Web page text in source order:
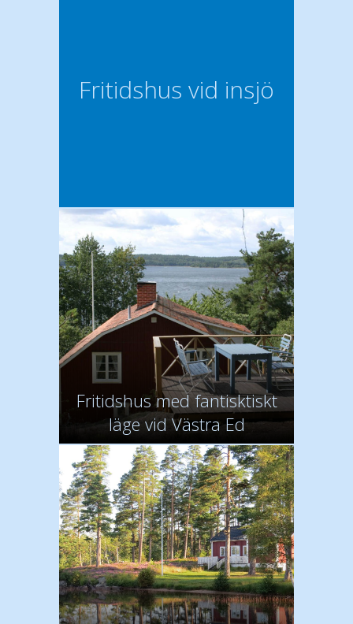
Fritidshus vid insjö
Fritidshus med fantisktiskt
läge vid Västra Ed